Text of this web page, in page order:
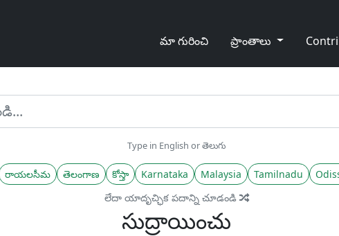
మా గురించి ప్రాంతాలు
Type in English or తెలుగు
రాయలసీమ తెలంగాణ కోస్తా Karnataka Malaysia Tamilnadu
లేదా యాదృచ్ఛిక పదాన్ని చూడండి
సుద్రాయించు